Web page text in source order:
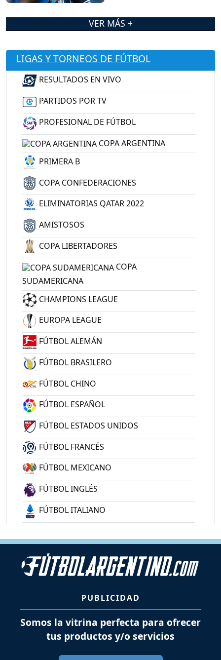
VER MÁS +
LIGAS Y TORNEOS DE FÚTBOL
RESULTADOS EN VIVO
PARTIDOS POR TV
PROFESIONAL DE FÚTBOL
COPA ARGENTINA
PRIMERA B
COPA CONFEDERACIONES
ELIMINATORIAS QATAR 2022
AMISTOSOS
COPA LIBERTADORES
COPA
SUDAMERICANA
CHAMPIONS LEAGUE
EUROPA LEAGUE
FÚTBOL ALEMÁN
FÚTBOL BRASILERO
FÚTBOL CHINO
FÚTBOL ESPAÑOL
FÚTBOL ESTADOS UNIDOS
FÚTBOL FRANCÉS
FÚTBOL MEXICANO
FÚTBOL INGLÉS
FÚTBOL ITALIANO
PUBLICIDAD
Somos la vitrina perfecta para ofrecer
tus productos y/o servicios